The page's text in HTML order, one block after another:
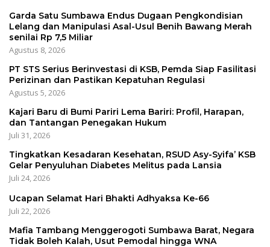
Garda Satu Sumbawa Endus Dugaan Pengkondisian
Lelang dan Manipulasi Asal-Usul Benih Bawang Merah
senilai Rp 7,5 Miliar
Agustus 8, 2026
PT STS Serius Berinvestasi di KSB, Pemda Siap Fasilitasi
Perizinan dan Pastikan Kepatuhan Regulasi
Agustus 5, 2026
Kajari Baru di Bumi Pariri Lema Bariri: Profil, Harapan,
dan Tantangan Penegakan Hukum
Juli 31, 2026
Tingkatkan Kesadaran Kesehatan, RSUD Asy-Syifa’ KSB
Gelar Penyuluhan Diabetes Melitus pada Lansia
Juli 24, 2026
Ucapan Selamat Hari Bhakti Adhyaksa Ke-66
Juli 22, 2026
Mafia Tambang Menggerogoti Sumbawa Barat, Negara
Tidak Boleh Kalah, Usut Pemodal hingga WNA